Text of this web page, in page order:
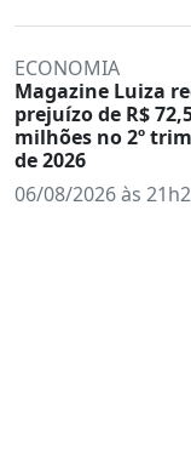
ECONOMIA
Magazine Luiza
prejuízo de R$
milhões no 2º
de 2026
06/08/2026 às